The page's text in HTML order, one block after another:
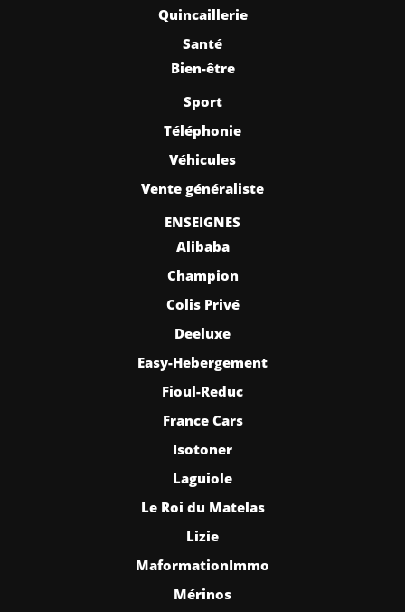
Quincaillerie
Santé
Bien-être
Sport
Téléphonie
Véhicules
Vente généraliste
ENSEIGNES
Alibaba
Champion
Colis Privé
Deeluxe
Easy-Hebergement
Fioul-Reduc
France Cars
Isotoner
Laguiole
Le Roi du Matelas
Lizie
MaformationImmo
Mérinos